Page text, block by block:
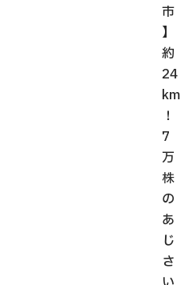
市
】
約
24
km
！
7
万
株
の
あ
じ
さ